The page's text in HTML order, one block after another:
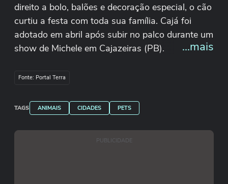
direito a bolo, balões e decoração especial, o cão
curtiu a festa com toda sua família. Cajá foi
adotado em abril após subir no palco durante um
show de Michele em Cajazeiras (PB).
...mais
Fonte: Portal Terra
TAGS ANIMAIS CIDADES PETS
PUBLICIDADE